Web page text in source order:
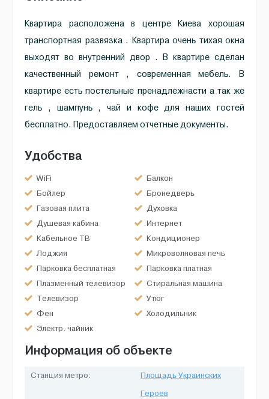
Квартира расположена в центре Киева хорошая
транспортная развязка . Квартира очень тихая окна
выходят во внутренний двор . В квартире сделан
качественный ремонт , современная мебель. В
квартире есть постельные пренадлежнасти а так же
гель , шампунь , чай и кофе для наших гостей
бесплатно. Предоставляем отчетные документы.
Удобства
WiFi
Балкон
Бойлер
Бронедверь
Газовая плита
Духовка
Душевая кабина
Интернет
Кабельное ТВ
Кондиционер
Лоджия
Микроволновая печь
Парковка бесплатная
Парковка платная
Плазменный телевизор
Стиральная машина
Телевизор
Утюг
Фен
Холодильник
Электр. чайник
Информация об объекте
Станция метро:
Площадь Украинских
Героев